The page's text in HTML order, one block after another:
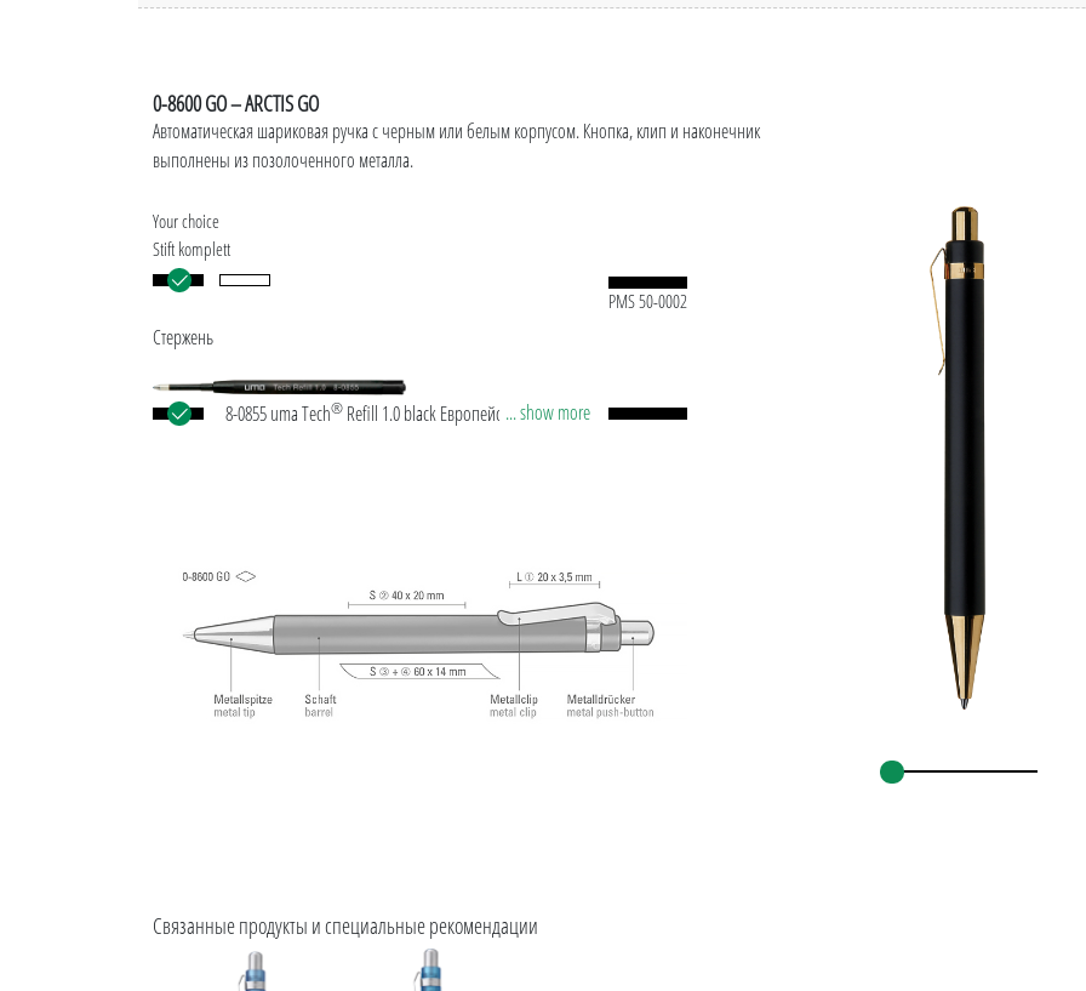
0-8600 GO – ARCTIS GO
Автоматическая шариковая ручка с черным или белым корпусом. Кнопка, клип и наконечник
выполнены из позолоченного металла.
Your choice
Stift komplett
PMS 50-0002
Стержень
8-0855 uma Tech® Refill 1.0 black Европейские
Refill 1.0 гарантируют приятное и мягкое ощущение при
письме.
... show more
Связанные продукты и специальные рекомендации